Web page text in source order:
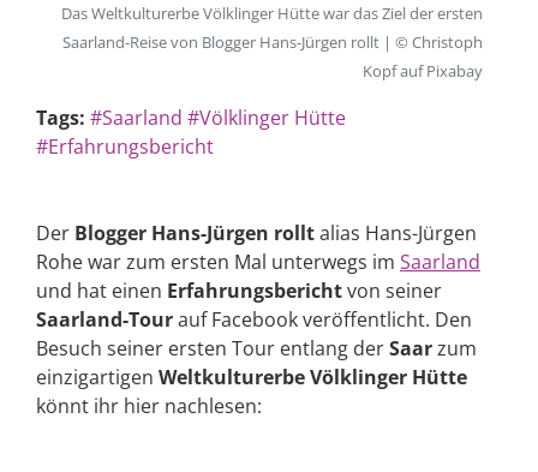
Das Weltkulturerbe Völklinger Hütte war das Ziel der ersten
Saarland-Reise von Blogger Hans-Jürgen rollt | © Christoph
Kopf auf Pixabay
Tags: #Saarland #Völklinger Hütte
#Erfahrungsbericht
Der Blogger Hans-Jürgen rolltalias Hans-Jürgen
Rohe war zum ersten Mal unterwegs im Saarland
und hat einen Erfahrungsberichtvon seiner
Saarland-Tourauf Facebook veröffentlicht. Den
Besuch seiner ersten Tour entlang derSaarzum
einzigartigen Weltkulturerbe Völklinger Hütte
könnt ihr hier nachlesen: